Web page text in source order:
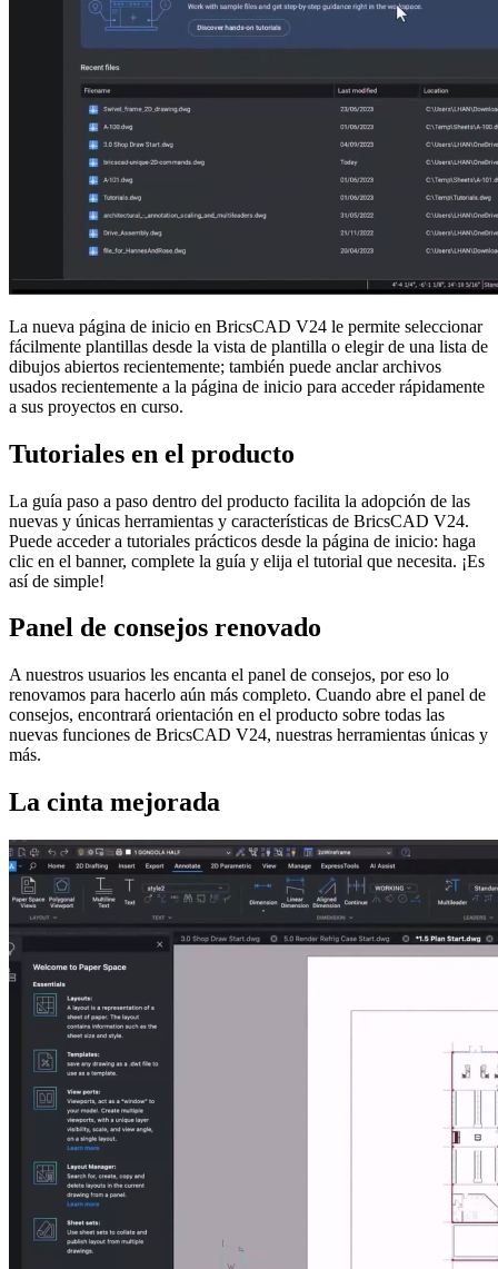
La nueva página de inicio en BricsCAD V24 le permite seleccionar
fácilmente plantillas desde la vista de plantilla o elegir de una lista de
dibujos abiertos recientemente; también puede anclar archivos
usados recientemente a la página de inicio para acceder rápidamente
a sus proyectos en curso.
Tutoriales en el producto
La guía paso a paso dentro del producto facilita la adopción de las
nuevas y únicas herramientas y características de BricsCAD V24.
Puede acceder a tutoriales prácticos desde la página de inicio: haga
clic en el banner, complete la guía y elija el tutorial que necesita. ¡Es
así de simple!
Panel de consejos renovado
A nuestros usuarios les encanta el panel de consejos, por eso lo
renovamos para hacerlo aún más completo. Cuando abre el panel de
consejos, encontrará orientación en el producto sobre todas las
nuevas funciones de BricsCAD V24, nuestras herramientas únicas y
más.
La cinta mejorada